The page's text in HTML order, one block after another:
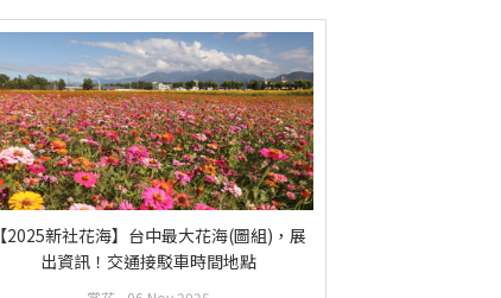
【2025新社花海】台中最大花海(圖組)，展
出資訊！交通接駁車時間地點